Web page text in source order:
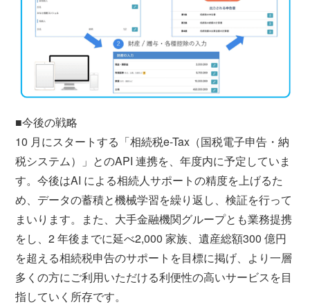
■今後の戦略
10 月にスタートする「相続税e-Tax（国税電子申告・納
税システム）」とのAPI 連携を、年度内に予定していま
す。今後はAI による相続人サポートの精度を上げるた
め、データの蓄積と機械学習を繰り返し、検証を行って
まいります。また、大手金融機関グループとも業務提携
をし、2 年後までに延べ2,000 家族、遺産総額300 億円
を超える相続税申告のサポートを目標に掲げ、より一層
多くの方にご利用いただける利便性の高いサービスを目
指していく所存です。